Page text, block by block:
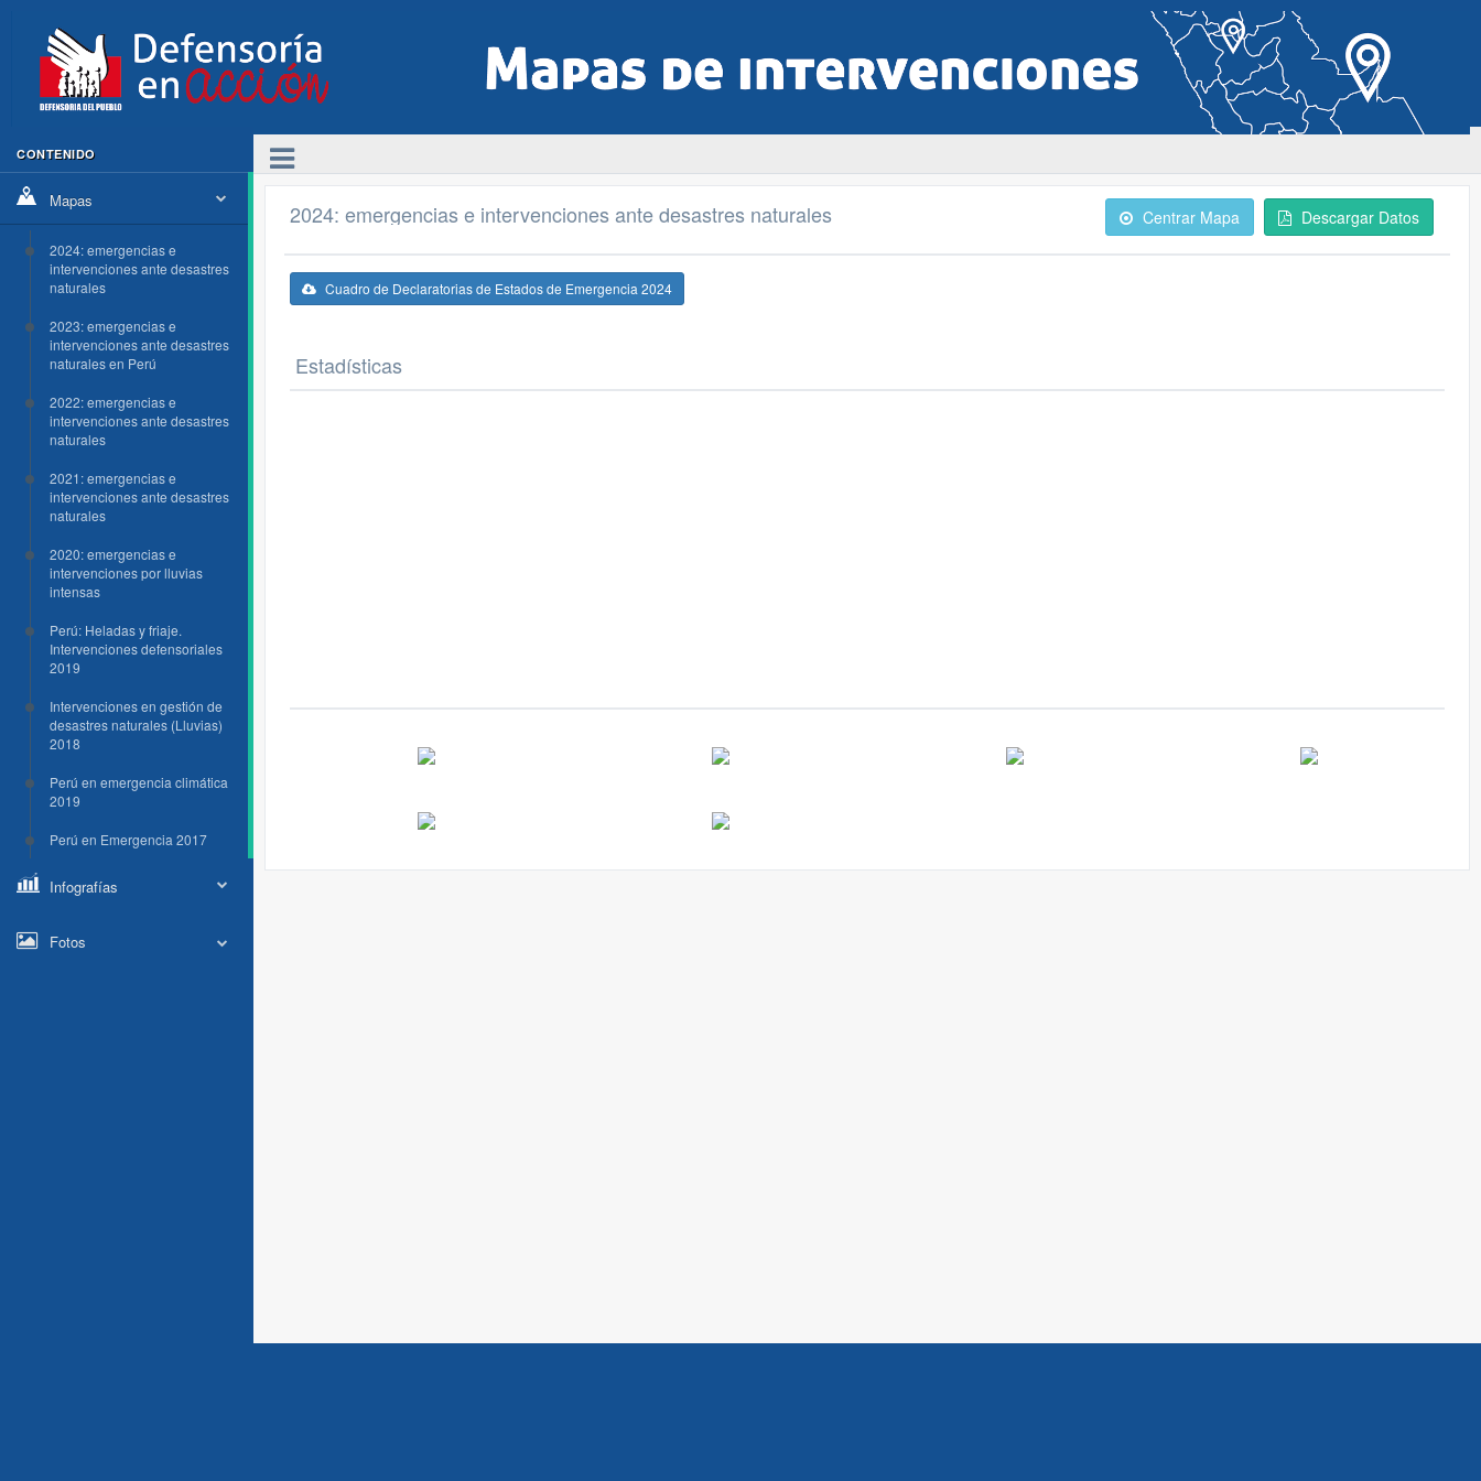
CONTENIDO
Mapas
2024: emergencias e
intervenciones ante desastres
naturales
2023: emergencias e
intervenciones ante desastres
naturales en Perú
2022: emergencias e
intervenciones ante desastres
naturales
2021: emergencias e
intervenciones ante desastres
naturales
2020: emergencias e
intervenciones por lluvias
intensas
Perú: Heladas y friaje.
Intervenciones defensoriales
2019
Intervenciones en gestión de
desastres naturales (Lluvias)
2018
Perú en emergencia climática
2019
Perú en Emergencia 2017
Infografías
Fotos
2024: emergencias e intervenciones ante desastres naturales Centrar Mapa Descargar Datos
Cuadro de Declaratorias de Estados de Emergencia 2024
Estadísticas